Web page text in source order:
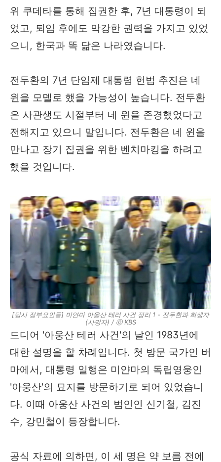
위 쿠데타를 통해 집권한 후, 7년 대통령이 되
었고, 퇴임 후에도 막강한 권력을 가지고 있었
으니, 한국과 똑 닮은 나라였습니다.
전두환의 7년 단임제 대통령 헌법 추진은 네
윈을 모델로 했을 가능성이 높습니다. 전두환
은 사관생도 시절부터 네 윈을 존경했었다고
전해지고 있으니 말입니다. 전두환은 네 윈을
만나고 장기 집권을 위한 벤치마킹을 하려고
했을 것입니다.
[당시 정부요인들] 미얀마 아웅산 테러 사건 정리 1 - 전두환과 희생자
(사망자) / ⓒ KBS
드디어 '아웅산 테러 사건'의 날인 1983년에
대한 설명을 할 차례입니다. 첫 방문 국가인 버
마에서, 대통령 일행은 미얀마의 독립영웅인
'아웅산'의 묘지를 방문하기로 되어 있었습니
다. 이때 아웅산 사건의 범인인 신기철, 김진
수, 강민철이 등장합니다.
공식 자료에 의하면, 이 세 명은 약 보름 전에